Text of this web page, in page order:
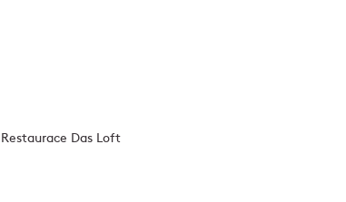
Restaurace Das Loft